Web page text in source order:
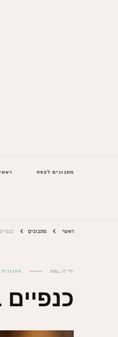
מתכונים לפסח
ראשי מתכונים
יולי 17, 2024 מתכונים